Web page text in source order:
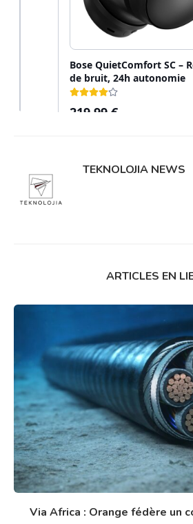
TEKNOLOJIA NEWS
ARTICLES EN
Via Africa : Orange fédère un